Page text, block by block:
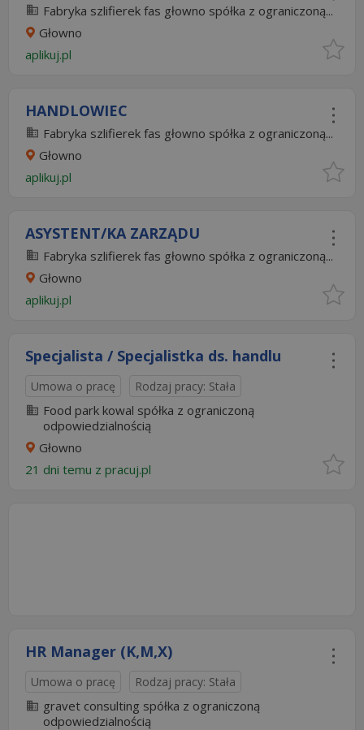
Fabryka szlifierek fas głowno spółka z ograniczoną...
Głowno
aplikuj.pl
HANDLOWIEC
Fabryka szlifierek fas głowno spółka z ograniczoną...
Głowno
aplikuj.pl
ASYSTENT/KA ZARZĄDU
Fabryka szlifierek fas głowno spółka z ograniczoną...
Głowno
aplikuj.pl
Specjalista / Specjalistka ds. handlu
Umowa o pracę Rodzaj pracy: Stała
Food park kowal spółka z ograniczoną
odpowiedzialnością
Głowno
21 dni temu z pracuj.pl
HR Manager (K,M,X)
Umowa o pracę Rodzaj pracy: Stała
gravet consulting spółka z ograniczoną
odpowiedzialnością